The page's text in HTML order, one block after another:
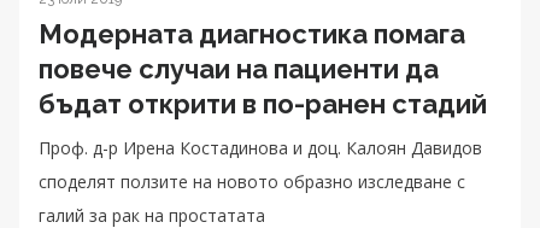
Модерната диагностика помага
повече случаи на пациенти да
бъдат открити в по-ранен стадий
Проф. д-р Ирена Костадинова и доц. Калоян Давидов
споделят ползите на новото образно изследване с
галий за рак на простатата